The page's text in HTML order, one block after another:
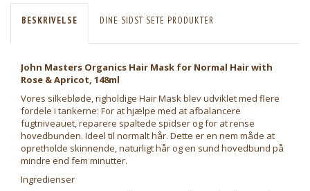
BESKRIVELSE DINE SIDST SETE PRODUKTER
John Masters Organics Hair Mask for Normal Hair with
Rose & Apricot, 148ml
Vores silkebløde, righoldige Hair Mask blev udviklet med flere
fordele i tankerne: For at hjælpe med at afbalancere
fugtniveauet, reparere spaltede spidser og for at rense
hovedbunden. Ideel til normalt hår. Dette er en nem måde at
opretholde skinnende, naturligt hår og en sund hovedbund på
mindre end fem minutter.
Ingredienser